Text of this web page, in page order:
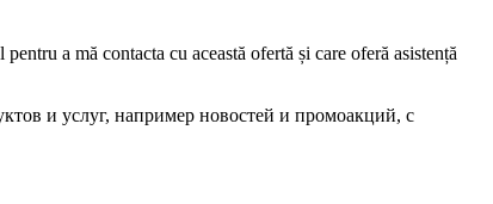
a mă contacta cu această ofertă și care oferă asistență
и услуг, например новостей и промоакций, с